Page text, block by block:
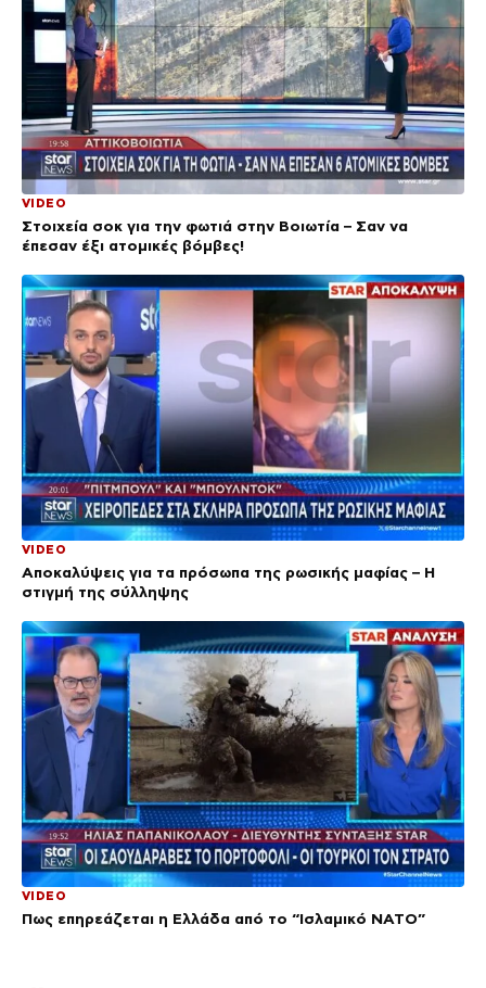
VIDEO
Στοιχεία σοκ για την φωτιά στην Βοιωτία – Σαν να
έπεσαν έξι ατομικές βόμβες!
VIDEO
Αποκαλύψεις για τα πρόσωπα της ρωσικής μαφίας – Η
στιγμή της σύλληψης
VIDEO
Πως επηρεάζεται η Ελλάδα από το “Ισλαμικό ΝΑΤΟ”